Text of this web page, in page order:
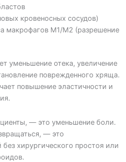
кровеносных сосудов)
макрофагов M1/M2 (разрешение
уменьшение отека, увеличение
поврежденного хряща.
повышение эластичности и
— это уменьшение боли.
— это
хирургического простоя или